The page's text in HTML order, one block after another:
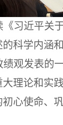
习近平关
科学内涵和
观发表的
理论和实践
心使命、